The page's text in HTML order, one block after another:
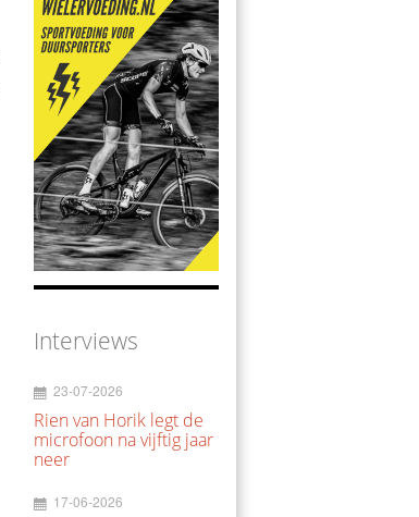
Interviews
23-07-2026
Rien van Horik legt de
microfoon na vijftig jaar
neer
17-06-2026